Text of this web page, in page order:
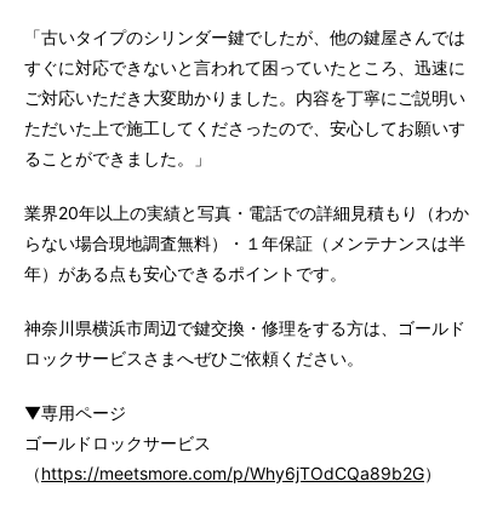
「古いタイプのシリンダー鍵でしたが、他の鍵屋さんでは
すぐに対応できないと言われて困っていたところ、迅速に
ご対応いただき大変助かりました。内容を丁寧にご説明い
ただいた上で施工してくださったので、安心してお願いす
ることができました。」
業界20年以上の実績と写真・電話での詳細見積もり（わか
らない場合現地調査無料）・１年保証（メンテナンスは半
年）がある点も安心できるポイントです。
神奈川県横浜市周辺で鍵交換・修理をする方は、ゴールド
ロックサービスさまへぜひご依頼ください。
▼専用ページ
ゴールドロックサービス
（https://meetsmore.com/p/Why6jTOdCQa89b2G）